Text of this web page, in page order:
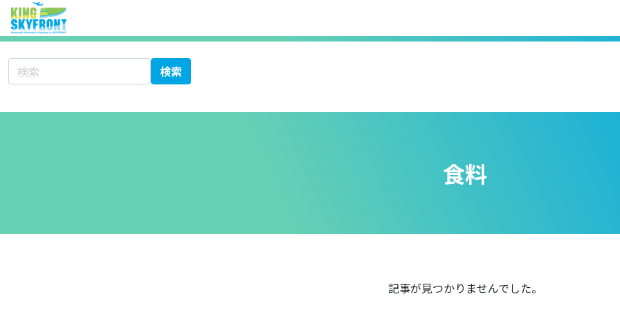
サイト内検索 検索
食料
記事が見つかりませんでした。